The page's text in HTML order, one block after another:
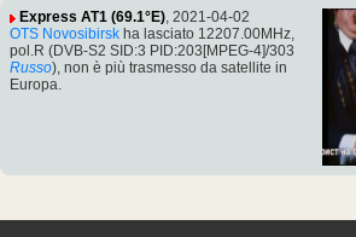
Express AT1 (69.1°E), 2021-04-02
OTS Novosibirsk ha lasciato 12207.00MHz,
pol.R (DVB-S2 SID:3 PID:203[MPEG-4]/303
Russo), non è più trasmesso da satellite in
Europa.